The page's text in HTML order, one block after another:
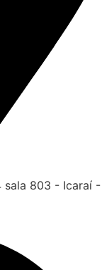
sala 803 - Icaraí -